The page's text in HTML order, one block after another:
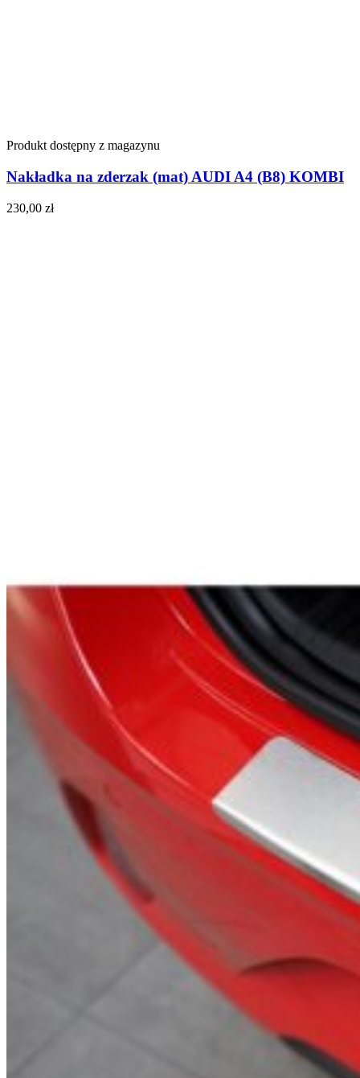
Produkt dostępny z magazynu
Nakładka na zderzak (mat) AUDI A4 (B8) KOMBI
230,00 zł